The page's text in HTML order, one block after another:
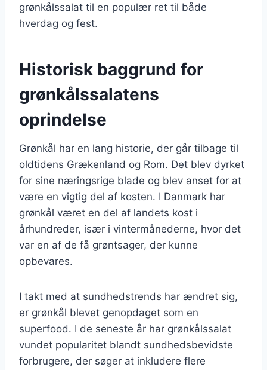
grønkålssalat til en populær ret til både
hverdag og fest.
Historisk baggrund for
grønkålssalatens
oprindelse
Grønkål har en lang historie, der går tilbage til
oldtidens Grækenland og Rom. Det blev dyrket
for sine næringsrige blade og blev anset for at
være en vigtig del af kosten. I Danmark har
grønkål været en del af landets kost i
århundreder, især i vintermånederne, hvor det
var en af de få grøntsager, der kunne
opbevares.
I takt med at sundhedstrends har ændret sig,
er grønkål blevet genopdaget som en
superfood. I de seneste år har grønkålssalat
vundet popularitet blandt sundhedsbevidste
forbrugere, der søger at inkludere flere